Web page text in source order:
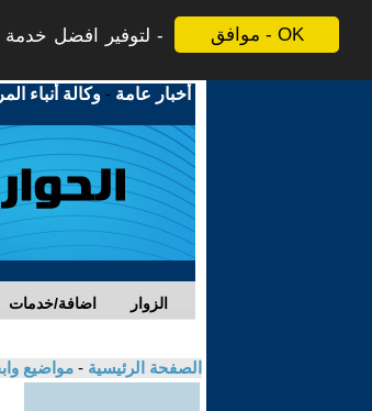
موافق - OK
لتوفير افضل خدمة
أخبار عامة -وكالة أنباء
اضافة/خدمات الزوار
الصفحة الرئيسية - مواضيع